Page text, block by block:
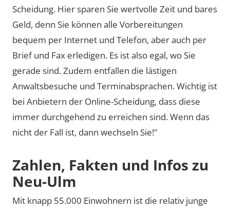
Scheidung. Hier sparen Sie wertvolle Zeit und bares
Geld, denn Sie können alle Vorbereitungen
bequem per Internet und Telefon, aber auch per
Brief und Fax erledigen. Es ist also egal, wo Sie
gerade sind. Zudem entfallen die lästigen
Anwaltsbesuche und Terminabsprachen. Wichtig ist
bei Anbietern der Online-Scheidung, dass diese
immer durchgehend zu erreichen sind. Wenn das
nicht der Fall ist, dann wechseln Sie!"
Zahlen, Fakten und Infos zu
Neu-Ulm
Mit knapp 55.000 Einwohnern ist die relativ junge